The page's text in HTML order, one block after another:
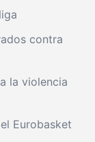
contra
la violencia
Eurobasket